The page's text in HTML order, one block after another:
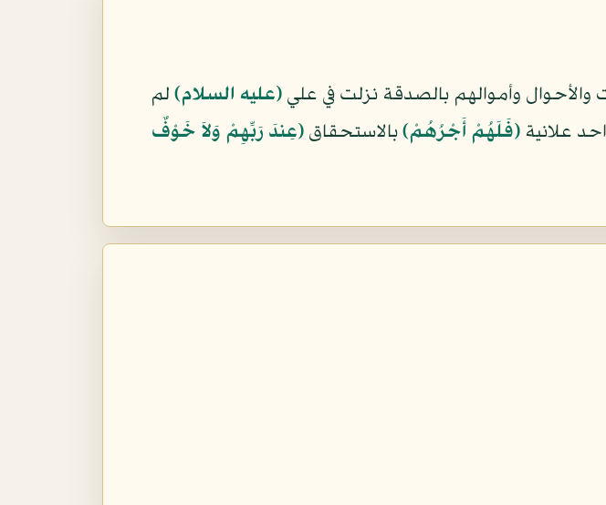
والأحوال وأموالهم بالصدقة نزلت في علي(عليه السلام) لم
علانية ﴿فَلَهُمْ أَجْرُهُمْ﴾بالاستحقاق ﴿عِندَ رَبِّهِمْ وَلاَ خَوْفٌ